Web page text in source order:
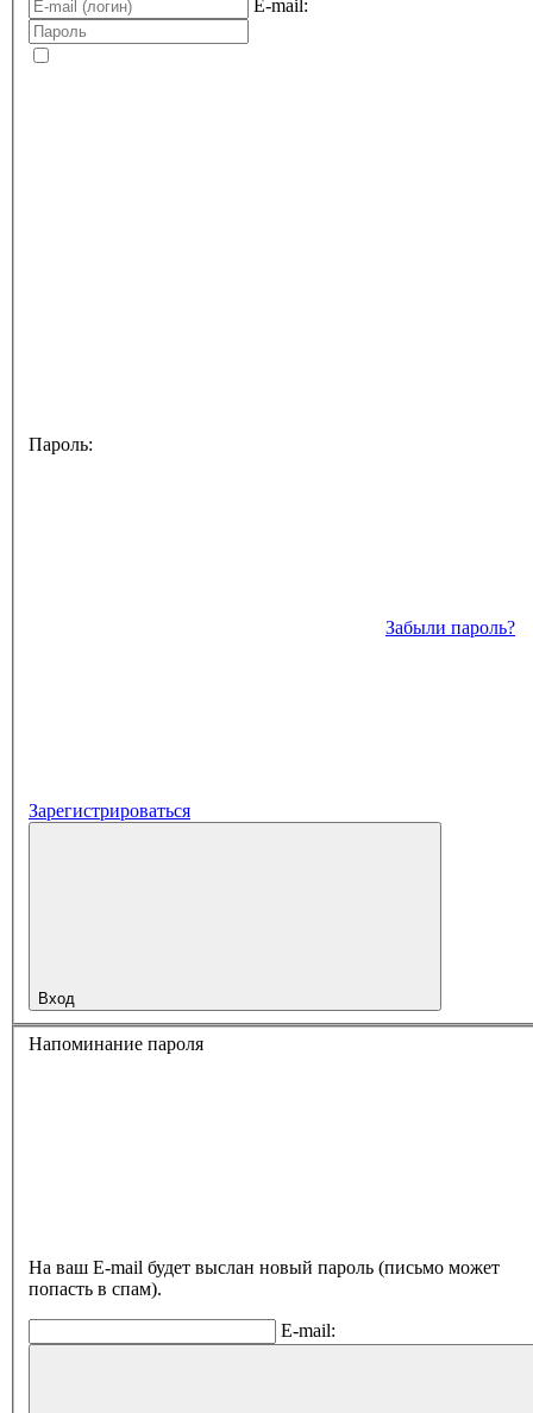
E-mail:
Пароль:
Забыли пароль?
Зарегистрироваться
Вход
Напоминание пароля
На ваш E-mail будет выслан новый пароль (письмо может
попасть в спам).
E-mail: